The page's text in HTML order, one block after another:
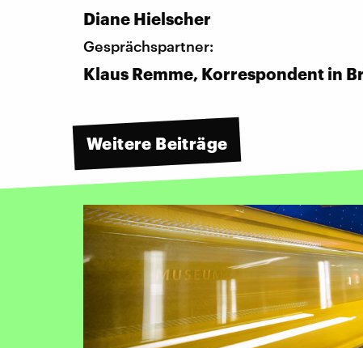
Diane Hielscher
Gesprächspartner:
Klaus Remme, Korrespondent in
Weitere Beiträge